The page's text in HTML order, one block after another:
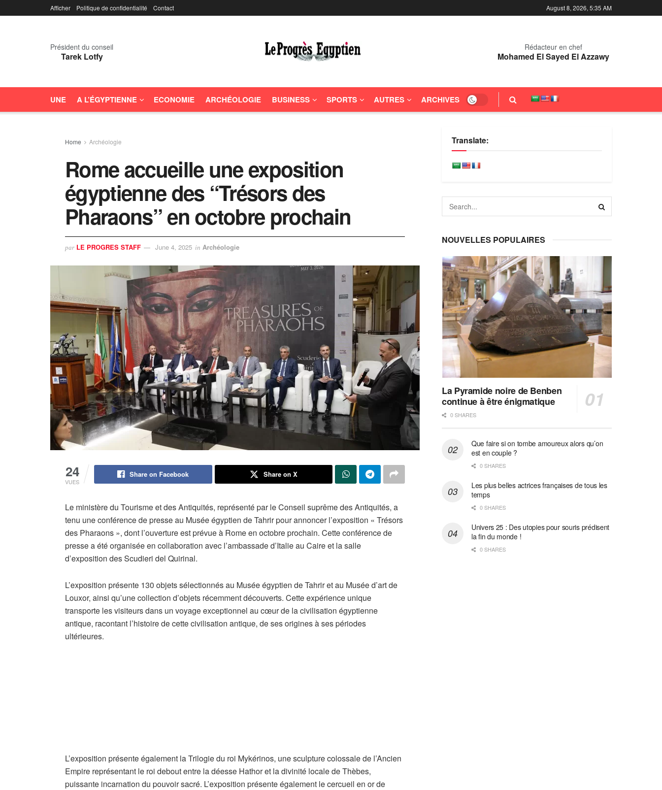
Afficher Politique de confidentialité Contact August 8, 2026, 5:35 AM
Président du conseil
Tarek Lotfy
Rédacteur en chef
Mohamed El Sayed El Azzawy
UNE A L’ÉGYPTIENNE ECONOMIE ARCHÉOLOGIE BUSINESS SPORTS AUTRES ARCHIVES
Home Archéologie
Rome accueille une exposition
égyptienne des “Trésors des
Pharaons” en octobre prochain
par LE PROGRES STAFF June 4, 2025 in Archéologie
24
VUES
Share on Facebook Share on X
Le ministère du Tourisme et des Antiquités, représenté par le Conseil suprême des Antiquités, a
tenu une conférence de presse au Musée égyptien de Tahrir pour annoncer l’exposition « Trésors
des Pharaons », dont l’ouverture est prévue à Rome en octobre prochain. Cette conférence de
presse a été organisée en collaboration avec l’ambassade d’Italie au Caire et la salle
d’exposition des Scudieri del Quirinal.
L’exposition présente 130 objets sélectionnés au Musée égyptien de Tahrir et au Musée d’art de
Louxor, ainsi qu’une collection d’objets récemment découverts. Cette expérience unique
transporte les visiteurs dans un voyage exceptionnel au cœur de la civilisation égyptienne
antique, racontant l’histoire de cette civilisation antique, de ses origines à ses périodes
ultérieures.
L’exposition présente également la Trilogie du roi Mykérinos, une sculpture colossale de l’Ancien
Empire représentant le roi debout entre la déesse Hathor et la divinité locale de Thèbes,
puissante incarnation du pouvoir sacré. L’exposition présente également le cercueil en or de
Translate:
NOUVELLES POPULAIRES
La Pyramide noire de Benben
continue à être énigmatique
0 SHARES
Que faire si on tombe amoureux alors qu’on
est en couple ?
0 SHARES
Les plus belles actrices françaises de tous les
temps
0 SHARES
Univers 25 : Des utopies pour souris prédisent
la fin du monde !
0 SHARES